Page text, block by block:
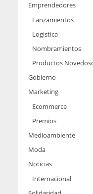
Emprendedores
Lanzamientos
Logistica
Nombramientos
Productos
Gobierno
Marketing
Ecommerce
Premios
Medioambiente
Moda
Noticias
Internacional